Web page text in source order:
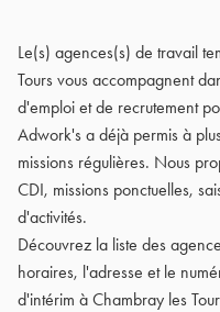
Le(s) agences(s) de travail
Tours vous accompagnent
d'emploi et de recrutement
Adwork's a déjà permis à
missions régulières. Nous
CDI, missions ponctuelles,
d'activités.
Découvrez la liste des
horaires, l'adresse et le
d'intérim à Chambray les